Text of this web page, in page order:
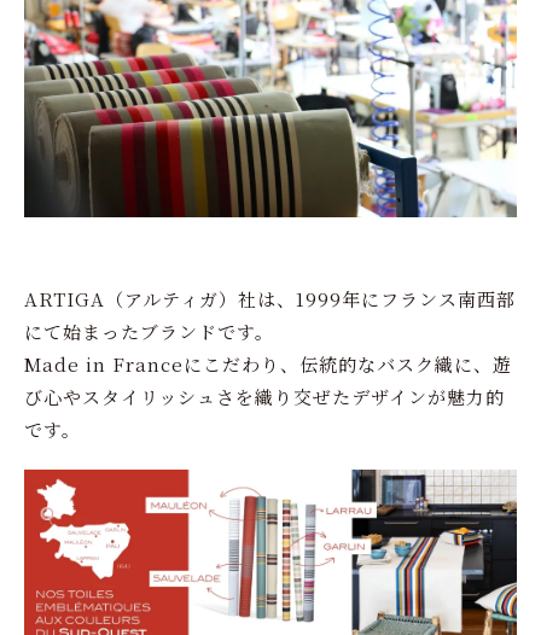
ARTIGA（アルティガ）社は、1999年にフランス南西部
にて始まったブランドです。
Made in Franceにこだわり、伝統的なバスク織に、遊
び心やスタイリッシュさを織り交ぜたデザインが魅力的
です。